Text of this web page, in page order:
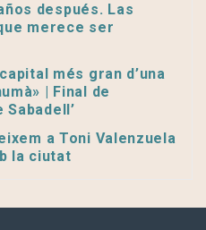
después. Las
merece ser
més gran d’una
| Final de
Sabadell’
a Toni Valenzuela
la ciutat